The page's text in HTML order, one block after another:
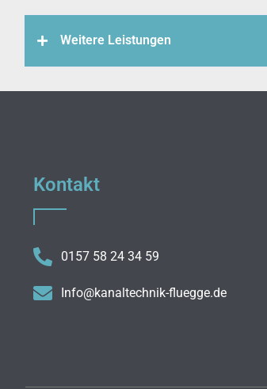
Weitere Leistungen
Kontakt
0157 58 24 34 59
Info@kanaltechnik-fluegge.de